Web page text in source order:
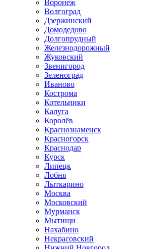
Воронеж
Волгоград
Дзержинский
Домодедово
Долгопрудный
Железнодорожный
Жуковский
Звенигород
Зеленоград
Иваново
Кострома
Котельники
Калуга
Королёв
Краснознаменск
Красногорск
Краснодар
Курск
Липецк
Лобня
Лыткарино
Москва
Московский
Мурманск
Мытищи
Нахабино
Некрасовский